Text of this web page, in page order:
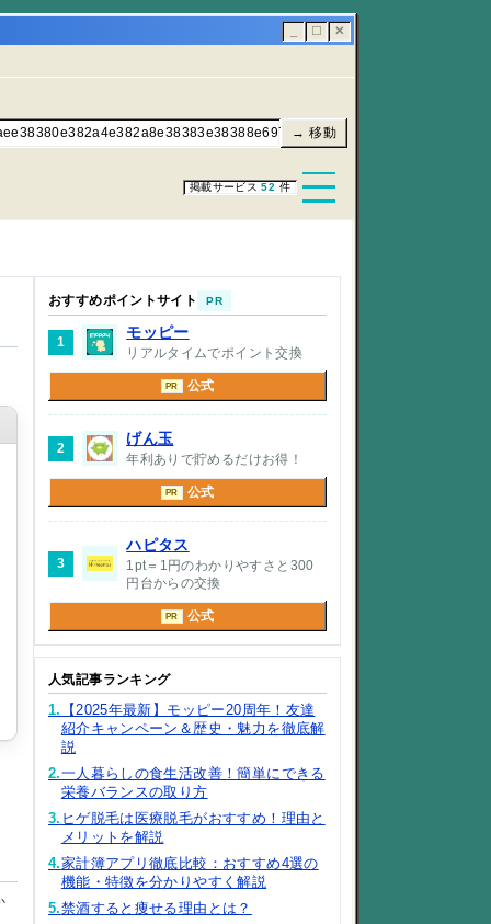
☐ ✕
→ 移動
掲載サービス52 件
おすすめポイントサイト PR
1
モッピー
リアルタイムでポイント交換
PR 公式
2
げん玉
年利ありで貯めるだけお得！
PR 公式
3
ハピタス
1pt＝1円のわかりやすさと300
円台からの交換
PR 公式
人気記事ランキング
1.
【2025年最新】モッピー20周年！友達
紹介キャンペーン＆歴史・魅力を徹底解
説
2.一人暮らしの食生活改善！簡単にできる
栄養バランスの取り方
3. ヒゲ脱毛は医療脱毛がおすすめ！理由と
メリットを解説
4.家計簿アプリ徹底比較：おすすめ4選の
機能・特徴を分かりやすく解説
5.禁酒すると痩せる理由とは？